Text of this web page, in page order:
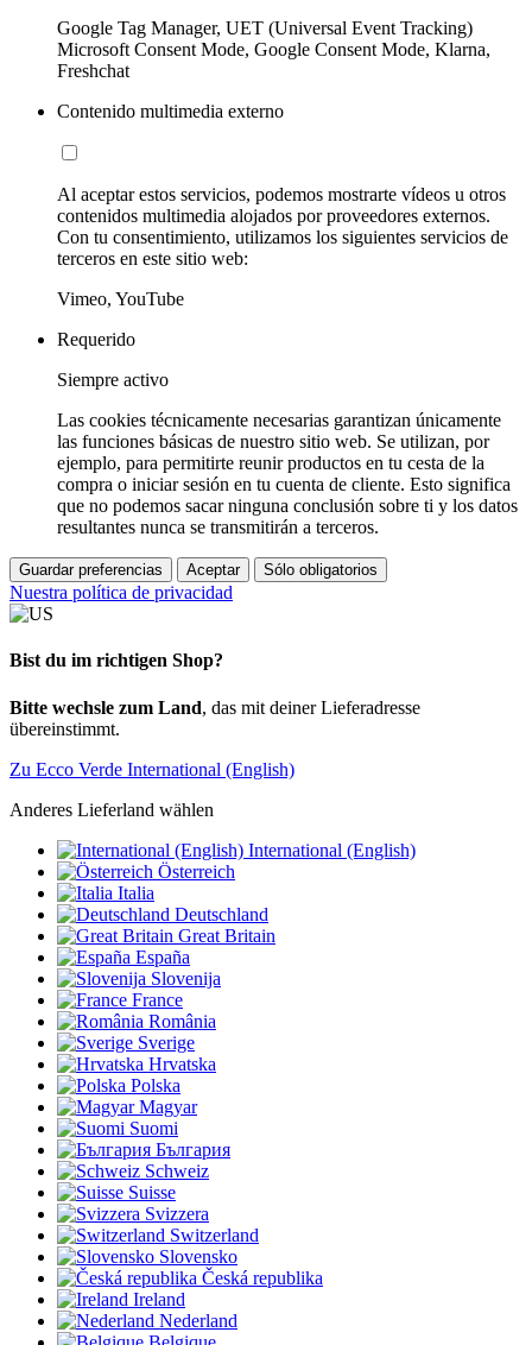
Google Tag Manager, UET (Universal Event Tracking)
Microsoft Consent Mode, Google Consent Mode, Klarna,
Freshchat
Contenido multimedia externo
Al aceptar estos servicios, podemos mostrarte vídeos u otros
contenidos multimedia alojados por proveedores externos.
Con tu consentimiento, utilizamos los siguientes servicios de
terceros en este sitio web:
Vimeo, YouTube
Requerido
Siempre activo
Las cookies técnicamente necesarias garantizan únicamente
las funciones básicas de nuestro sitio web. Se utilizan, por
ejemplo, para permitirte reunir productos en tu cesta de la
compra o iniciar sesión en tu cuenta de cliente. Esto significa
que no podemos sacar ninguna conclusión sobre ti y los datos
resultantes nunca se transmitirán a terceros.
Guardar preferencias Aceptar Sólo obligatorios
Nuestra política de privacidad
Bist du im richtigen Shop?
Bitte wechsle zum Land, das mit deiner Lieferadresse
übereinstimmt.
Zu Ecco Verde International (English)
Anderes Lieferland wählen
International (English)
Österreich
Italia
Deutschland
Great Britain
España
Slovenija
France
România
Sverige
Hrvatska
Polska
Magyar
Suomi
България
Schweiz
Suisse
Svizzera
Switzerland
Slovensko
Česká republika
Ireland
Nederland